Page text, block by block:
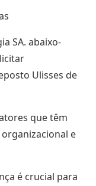
SA. abaixo-
Ulisses de
que têm
e
é crucial para